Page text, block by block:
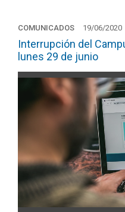
COMUNICADOS 19/06/2020
Interrupción del
lunes 29 de junio